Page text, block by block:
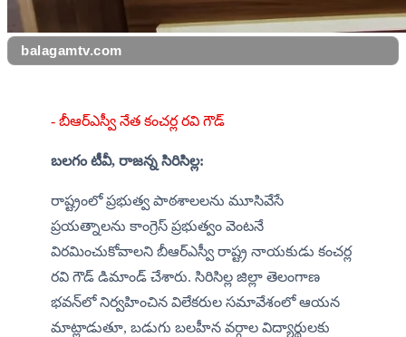
balagamtv.com
- బీఆర్ఎస్వీ నేత కంచర్ల రవి గౌడ్
బలగం టీవీ, రాజన్న సిరిసిల్ల:
రాష్ట్రంలో ప్రభుత్వ పాఠశాలలను మూసివేసే
ప్రయత్నాలను కాంగ్రెస్ ప్రభుత్వం వెంటనే
విరమించుకోవాలని బీఆర్ఎస్వీ రాష్ట్ర నాయకుడు కంచర్ల
రవి గౌడ్ డిమాండ్ చేశారు. సిరిసిల్ల జిల్లా తెలంగాణ
భవన్‌లో నిర్వహించిన విలేకరుల సమావేశంలో ఆయన
మాట్లాడుతూ, బడుగు బలహీన వర్గాల విద్యార్థులకు